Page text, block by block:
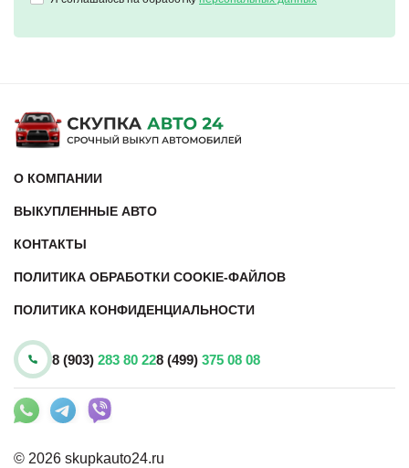
О КОМПАНИИ
ВЫКУПЛЕННЫЕ АВТО
КОНТАКТЫ
ПОЛИТИКА ОБРАБОТКИ COOKIE-ФАЙЛОВ
ПОЛИТИКА КОНФИДЕНЦИАЛЬНОСТИ
8 (903) 283 80 228 (499) 375 08 08
© 2026 skupkauto24.ru